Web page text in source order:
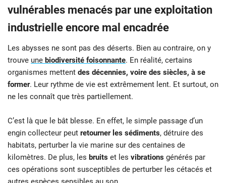
vulnérables menacés par une exploitation
industrielle encore mal encadrée
Les abysses ne sont pas des déserts. Bien au contraire, on y
trouve une biodiversité foisonnante. En réalité, certains
organismes mettent des décennies, voire des siècles, à se
former. Leur rythme de vie est extrêmement lent. Et surtout, on
ne les connaît que très partiellement.
C’est là que le bât blesse. En effet, le simple passage d’un
engin collecteur peut retourner les sédiments, détruire des
habitats, perturber la vie marine sur des centaines de
kilomètres. De plus, les bruits et les vibrations générés par
ces opérations sont susceptibles de perturber les cétacés et